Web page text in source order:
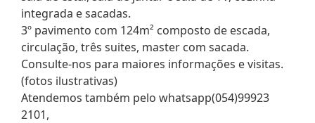
integrada e sacadas.
3º pavimento com 124m² composto de escada,
circulação, três suites, master com sacada.
Consulte-nos para maiores informações e visitas.
(fotos ilustrativas)
Atendemos também pelo whatsapp(054)99923
2101,